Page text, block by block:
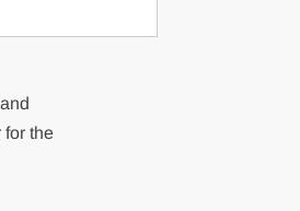
for the